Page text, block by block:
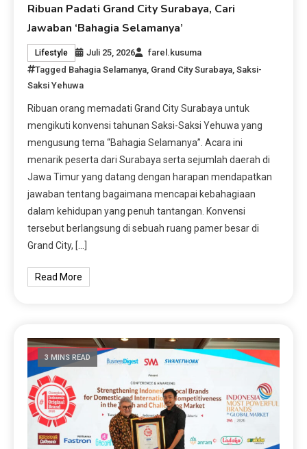
Ribuan Padati Grand City Surabaya, Cari
Jawaban ‘Bahagia Selamanya’
Lifestyle Juli 25, 2026
farel.kusuma
Tagged Bahagia Selamanya Grand City Surabaya ,Saksi-
Saksi Yehuwa
Ribuan orang memadati Grand City Surabaya untuk
mengikuti konvensi tahunan Saksi-Saksi Yehuwa yang
mengusung tema “Bahagia Selamanya”. Acara ini
menarik peserta dari Surabaya serta sejumlah daerah di
Jawa Timur yang datang dengan harapan mendapatkan
jawaban tentang bagaimana mencapai kebahagiaan
dalam kehidupan yang penuh tantangan. Konvensi
tersebut berlangsung di sebuah ruang pamer besar di
Grand City, […]
Read More
3 MINS READ